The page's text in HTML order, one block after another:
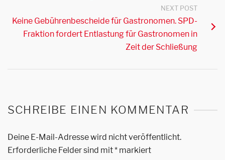
NEXT POST
Keine Gebührenbescheide für Gastronomen. SPD-
Fraktion fordert Entlastung für Gastronomen in
Zeit der Schließung
SCHREIBE EINEN KOMMENTAR
Deine E-Mail-Adresse wird nicht veröffentlicht.
Erforderliche Felder sind mit* markiert